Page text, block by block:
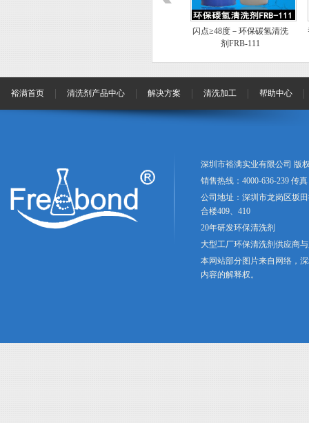
闪点≥48度－环保碳氢清洗
替代白电油
裕满首页 清洗剂产品中心 解决方案 清洗加工 帮助中心
深圳市裕满实业有限公司 版
销售热线：4000-636-239 传真
公司地址：深圳市龙岗区坂
合楼409、410
20年研发环保清洗剂
大型工厂环保清洗剂供应商
本网站部分图片来自网络，
内容的解释权。